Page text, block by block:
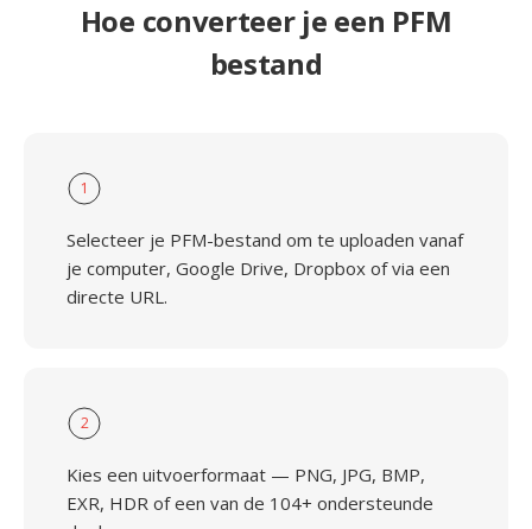
Hoe converteer je een PFM
bestand
1
Selecteer je PFM-bestand om te uploaden vanaf
je computer, Google Drive, Dropbox of via een
directe URL.
2
Kies een uitvoerformaat — PNG, JPG, BMP,
EXR, HDR of een van de 104+ ondersteunde